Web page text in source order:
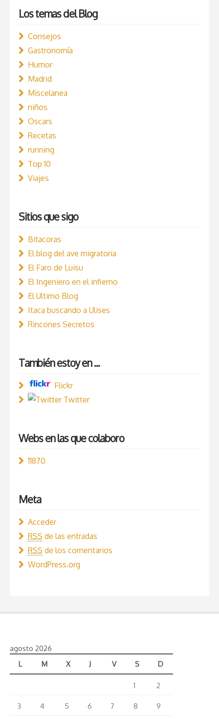
Los temas del Blog
Consejos
Gastronomía
Humor
Madrid
Miscelanea
niños
Oscars
Recetas
running
Top 10
Viajes
Sitios que sigo
Bitacoras
El blog del ave migratoria
El Faro de Luisu
El Ingeniero en el infierno
El Ultimo Blog
Itaca buscando a Ulises
Rincones Secretos
También estoy en ...
Flickr
Twitter
Webs en las que colaboro
11870
Meta
Acceder
RSS de las entradas
RSS de los comentarios
WordPress.org
agosto 2026
L
M X J V S D
1 2
3 4 5 6 7 8 9